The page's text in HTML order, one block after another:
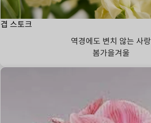
겹 스토크
역경에도 변치 않는 사랑
봄가을겨울